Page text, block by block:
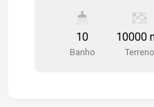
depósito, Galpão
grande , 2 menores e 2
3 salas, cozinha e wc.
10
Banho
10000
Terreno